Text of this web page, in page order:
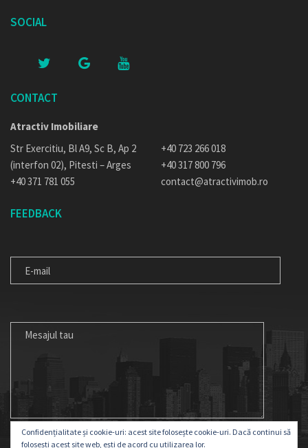
SOCIAL
CONTACT
Atractiv Imobiliare
Str Exercitiu, Bl A9, Sc B, Ap 2
(interfon 02), Pitesti – Arges
+40 371 781 055
+40 723 266 018
+40 317 800 796
contact@atractivimob.ro
FEEDBACK
MAIL
TAU
Confidențialitate și cookie-uri: acest site folosește cookie-uri. Dacă continui să
folosești acest site web, ești de acord cu utilizarea lor.